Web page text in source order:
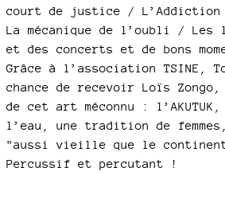
court de justice /
La mécanique de l’oubli /
et des concerts et de bons
Grâce à l’association TSINE,
chance de recevoir Loïs
de cet art méconnu :
l’eau, une tradition de
"aussi vieille que le
Percussif et percutant !